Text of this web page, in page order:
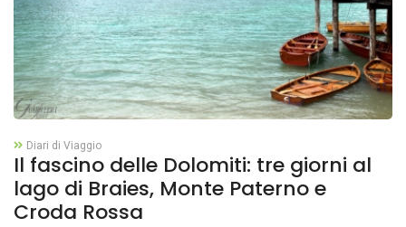
Diari di Viaggio
Il fascino delle Dolomiti: tre giorni al
lago di Braies, Monte Paterno e
Croda Rossa